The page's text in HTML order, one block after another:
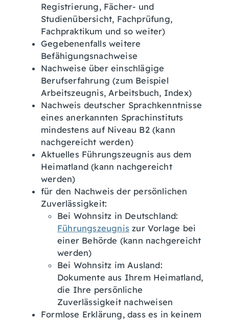
Registrierung, Fächer- und
Studienübersicht, Fachprüfung,
Fachpraktikum und so weiter)
Gegebenenfalls weitere
Befähigungsnachweise
Nachweise über einschlägige
Berufserfahrung (zum Beispiel
Arbeitszeugnis, Arbeitsbuch, Index)
Nachweis deutscher Sprachkenntnisse
eines anerkannten Sprachinstituts
mindestens auf Niveau B2 (kann
nachgereicht werden)
Aktuelles Führungszeugnis aus dem
Heimatland (kann nachgereicht
werden)
für den Nachweis der persönlichen
Zuverlässigkeit:
Bei Wohnsitz in Deutschland:
Führungszeugnis zur Vorlage bei
einer Behörde (kann nachgereicht
werden)
Bei Wohnsitz im Ausland:
Dokumente aus Ihrem Heimatland,
die Ihre persönliche
Zuverlässigkeit nachweisen
Formlose Erklärung, dass es in keinem